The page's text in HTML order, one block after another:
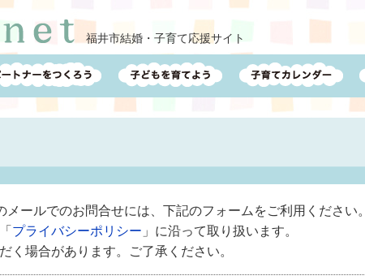
福井市結婚・子育て応援サイト
ールでのお問合せには、下記のフォームをご利用ください。
プライバシーポリシー 」に沿って取り扱います。
く場合があります。ご了承ください。